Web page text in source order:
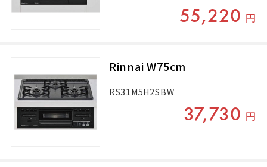
55,220 円
Rinnai W75cm
RS31M5H2SBW
37,730 円